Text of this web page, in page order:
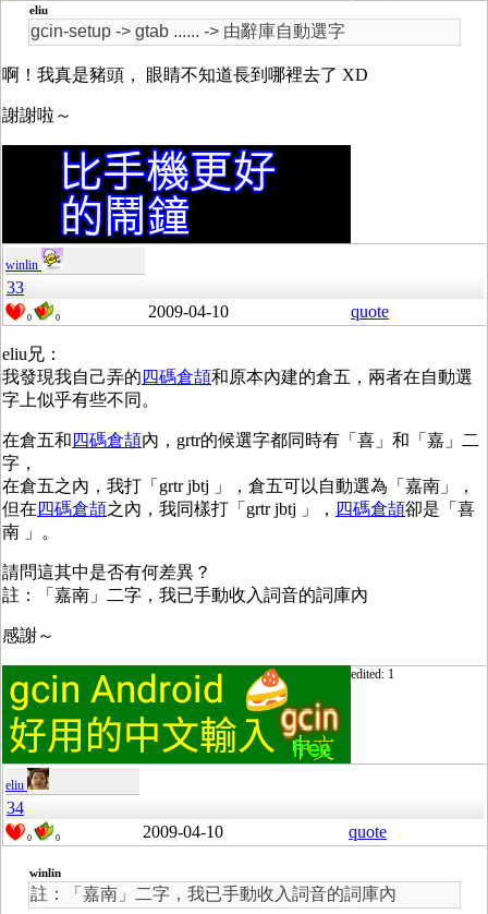
eliu
gcin-setup -> gtab ...... -> 由辭庫自動選字
啊！我真是豬頭， 眼睛不知道長到哪裡去了 XD
謝謝啦～
winlin
33
0 0 2009-04-10 quote
eliu兄：
我發現我自己弄的 四碼倉頡和原本內建的倉五，兩者在自動選
字上似乎有些不同。
在倉五和 四碼倉頡內，grtr的候選字都同時有「喜」和「嘉」二
字，
在倉五之內，我打「grtr jbtj 」，倉五可以自動選為「嘉南」，
但在 四碼倉頡之內，我同樣打「grtr jbtj 」， 四碼倉頡卻是「喜
南 」。
請問這其中是否有何差異？
註：「嘉南」二字，我已手動收入詞音的詞庫內
感謝～
edited: 1
eliu
34
0 0 2009-04-10 quote
winlin
註：「嘉南」二字，我已手動收入詞音的詞庫內